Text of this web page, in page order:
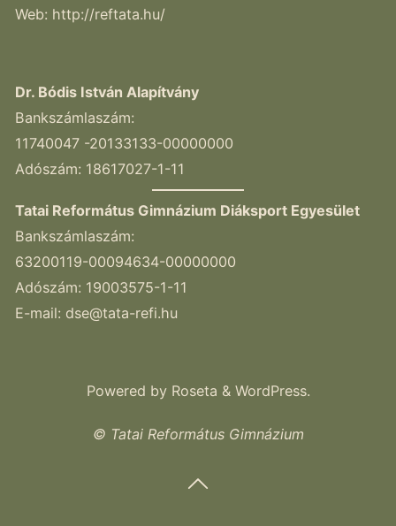
Web: http://reftata.hu/
Dr. Bódis István Alapítvány
Bankszámlaszám:
11740047 -20133133-00000000
Adószám: 18617027-1-11
Tatai Református Gimnázium Diáksport Egyesület
Bankszámlaszám:
63200119-00094634-00000000
Adószám: 19003575-1-11
E-mail: dse@tata-refi.hu
Powered byRoseta & WordPress.
© Tatai Református Gimnázium